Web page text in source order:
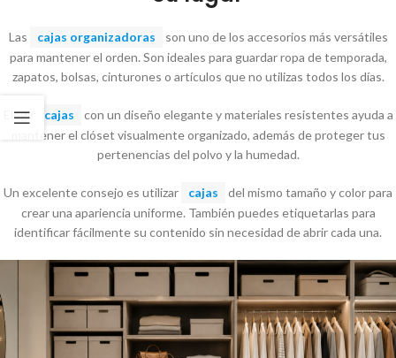
Las cajas organizadoras
son uno de los accesorios más versátiles
para mantener el orden. Son ideales para guardar ropa de temporada,
zapatos, bolsas, cinturones o artículos que no utilizas todos los días.
Elegir cajas
con un diseño elegante y materiales resistentes ayuda a
mantener el clóset visualmente organizado, además de proteger tus
pertenencias del polvo y la humedad.
Un excelente consejo es utilizar cajas
del mismo tamaño y color para
crear una apariencia uniforme. También puedes etiquetarlas para
identificar fácilmente su contenido sin necesidad de abrir cada una.